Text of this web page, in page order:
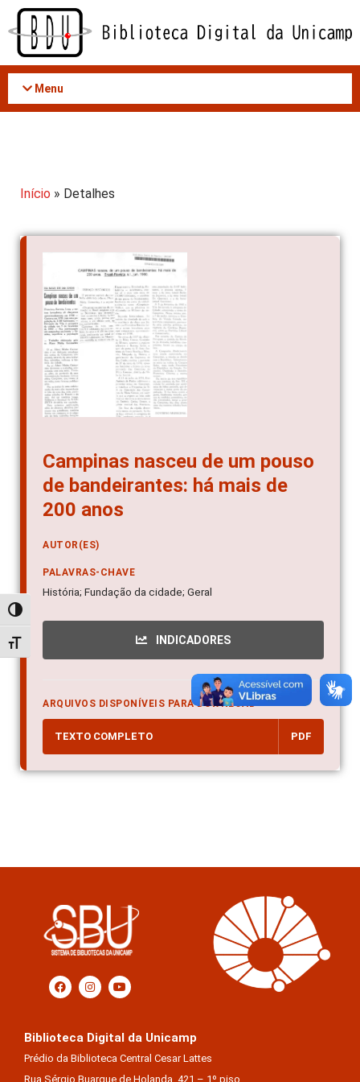
Acessar
conteúdo
Alternar alto contraste
Alternar tamanho da fonte
Menu
Início » Detalhes
Campinas nasceu de um pouso
de bandeirantes: há mais de
200 anos
AUTOR(ES)
PALAVRAS-CHAVE
História; Fundação da cidade; Geral
INDICADORES
ARQUIVOS DISPONÍVEIS PARA DOWNLOAD
TEXTO COMPLETO PDF
Biblioteca Digital da Unicamp
Prédio da Biblioteca Central Cesar Lattes
Rua Sérgio Buarque de Holanda, 421 – 1º piso